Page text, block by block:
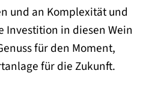
und an Komplexität und
Investition in diesen Wein
für den Moment,
für die Zukunft.